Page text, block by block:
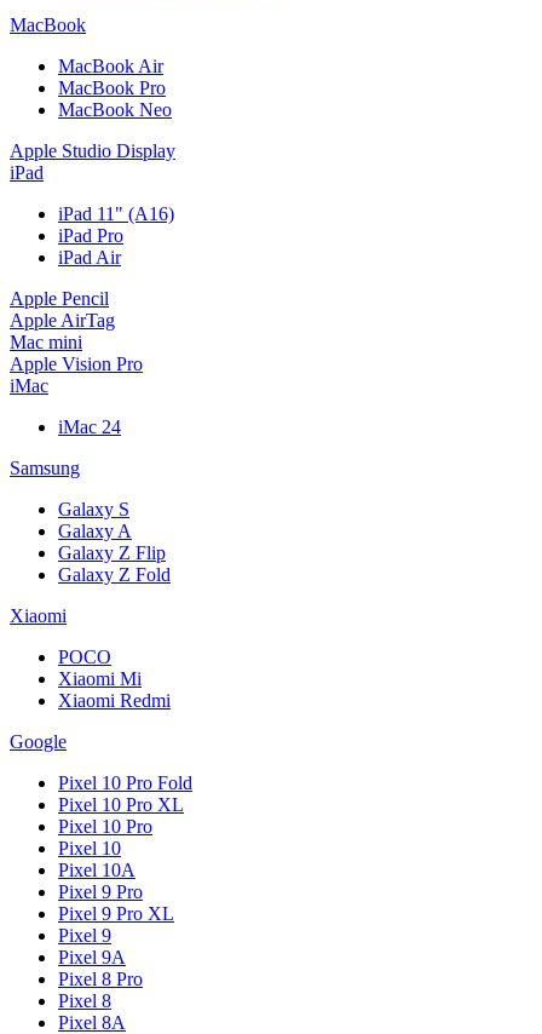
MacBook
MacBook Air
MacBook Pro
MacBook Neo
Apple Studio Display
iPad
iPad 11" (A16)
iPad Pro
iPad Air
Apple Pencil
Apple AirTag
Mac mini
Apple Vision Pro
iMac
iMac 24
Samsung
Galaxy S
Galaxy A
Galaxy Z Flip
Galaxy Z Fold
Xiaomi
POCO
Xiaomi Mi
Xiaomi Redmi
Google
Pixel 10 Pro Fold
Pixel 10 Pro XL
Pixel 10 Pro
Pixel 10
Pixel 10A
Pixel 9 Pro
Pixel 9 Pro XL
Pixel 9
Pixel 9A
Pixel 8 Pro
Pixel 8
Pixel 8A